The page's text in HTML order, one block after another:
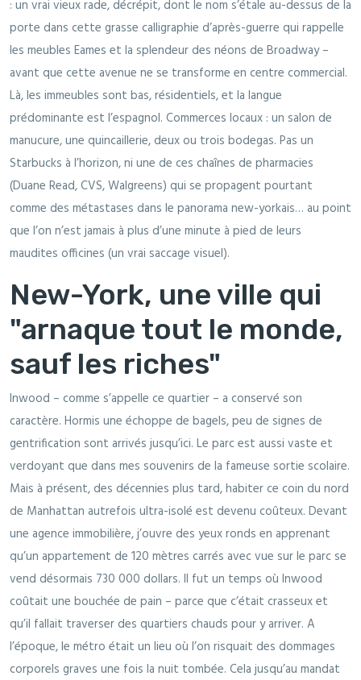
: un vrai vieux rade, décrépit, dont le nom s’étale au-dessus de la
porte dans cette grasse calligraphie d’après-guerre qui rappelle
les meubles Eames et la splendeur des néons de Broadway –
avant que cette avenue ne se transforme en centre commercial.
Là, les immeubles sont bas, résidentiels, et la langue
prédominante est l’espagnol. Commerces locaux : un salon de
manucure, une quincaillerie, deux ou trois bodegas. Pas un
Starbucks à l’horizon, ni une de ces chaînes de pharmacies
(Duane Read, CVS, Walgreens) qui se propagent pourtant
comme des métastases dans le panorama new-yorkais… au point
que l’on n’est jamais à plus d’une minute à pied de leurs
maudites officines (un vrai saccage visuel).
New-York, une ville qui
"arnaque tout le monde,
sauf les riches"
Inwood – comme s’appelle ce quartier – a conservé son
caractère. Hormis une échoppe de bagels, peu de signes de
gentrification sont arrivés jusqu’ici. Le parc est aussi vaste et
verdoyant que dans mes souvenirs de la fameuse sortie scolaire.
Mais à présent, des décennies plus tard, habiter ce coin du nord
de Manhattan autrefois ultra-isolé est devenu coûteux. Devant
une agence immobilière, j’ouvre des yeux ronds en apprenant
qu’un appartement de 120 mètres carrés avec vue sur le parc se
vend désormais 730 000 dollars. Il fut un temps où Inwood
coûtait une bouchée de pain – parce que c’était crasseux et
qu’il fallait traverser des quartiers chauds pour y arriver. A
l’époque, le métro était un lieu où l’on risquait des dommages
corporels graves une fois la nuit tombée. Cela jusqu’au mandat